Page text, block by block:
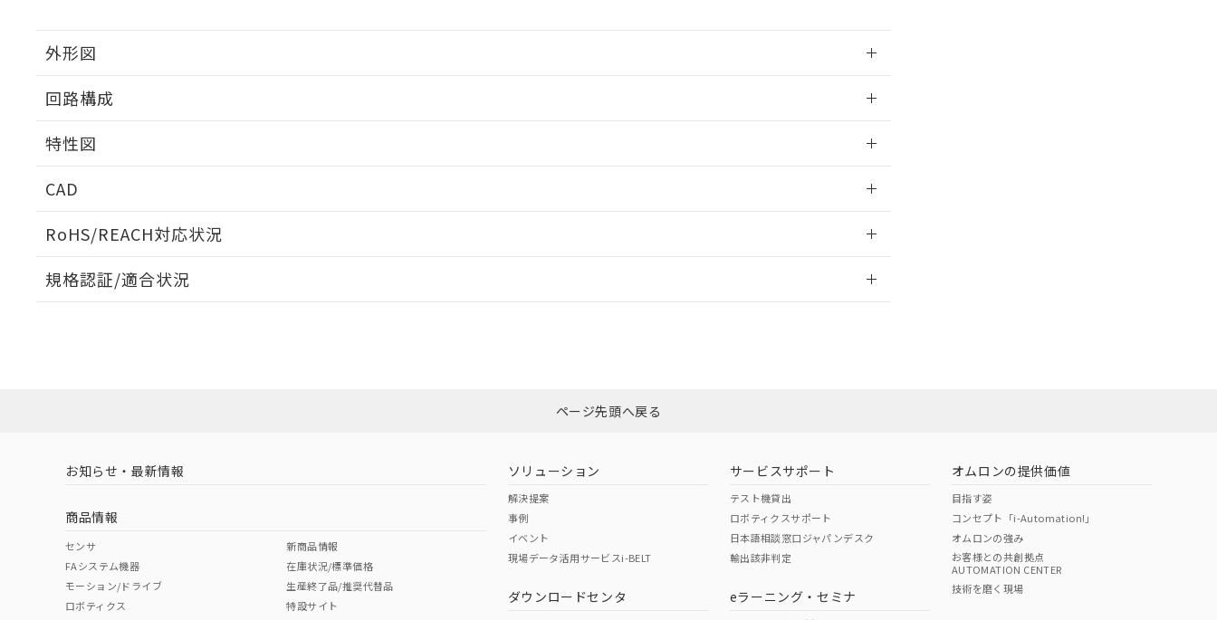
外形図
回路構成
特性図
電気的:
CAD
RoHS/REACH対応状況
EU RoHS 注意事項・凡例
ダウンロードはこちら
中国 RoHS 注意事項・凡例
中国 RoHS表
Pb Hg Cr(VI)
規格認証/適合状況
（イギリス
（ノルウェー
（日本
（アメリカ
この製品の規格認証/適合状況ページへ
その他の認証はこちらのページからご検索ください
ページ先頭へ戻る
お知らせ・最新情報
商品情報
センサ
FAシステム機器
モーション/ドライブ
ロボティクス
新商品情報
在庫状況/標準価格
生産終了品/推奨代替品
特設サイト
ソリューション
解決提案
事例
イベント
現場データ活用サービスi-BELT
ダウンロードセンタ
サービスサポート
テスト機貸出
ロボティクスサポート
日本語相談窓口ジャパンデスク
輸出該非判定
eラーニング・セミナ
オムロンの提供価値
目指す姿
コンセプト「i-Automation!」
オムロンの強み
お客様との共創拠点
AUTOMATION CENTER
技術を磨く現場